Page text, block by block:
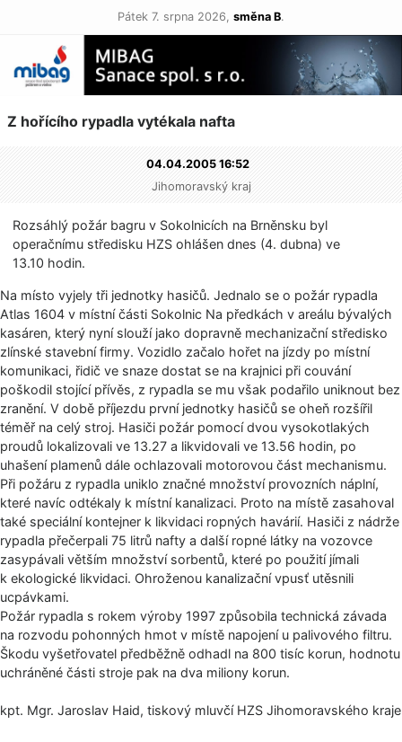
Pátek 7. srpna 2026, směna B.
Z hořícího rypadla vytékala nafta
04.04.2005 16:52
Jihomoravský kraj
Rozsáhlý požár bagru v Sokolnicích na Brněnsku byl
operačnímu středisku HZS ohlášen dnes (4. dubna) ve
13.10 hodin.
Na místo vyjely tři jednotky hasičů. Jednalo se o požár rypadla
Atlas 1604 v místní části Sokolnic Na předkách v areálu bývalých
kasáren, který nyní slouží jako dopravně mechanizační středisko
zlínské stavební firmy. Vozidlo začalo hořet na jízdy po místní
komunikaci, řidič ve snaze dostat se na krajnici při couvání
poškodil stojící přívěs, z rypadla se mu však podařilo uniknout bez
zranění. V době příjezdu první jednotky hasičů se oheň rozšířil
téměř na celý stroj. Hasiči požár pomocí dvou vysokotlakých
proudů lokalizovali ve 13.27 a likvidovali ve 13.56 hodin, po
uhašení plamenů dále ochlazovali motorovou část mechanismu.
Při požáru z rypadla uniklo značné množství provozních náplní,
které navíc odtékaly k místní kanalizaci. Proto na místě zasahoval
také speciální kontejner k likvidaci ropných havárií. Hasiči z nádrže
rypadla přečerpali 75 litrů nafty a další ropné látky na vozovce
zasypávali větším množství sorbentů, které po použití jímali
k ekologické likvidaci. Ohroženou kanalizační vpusť utěsnili
ucpávkami.
Požár rypadla s rokem výroby 1997 způsobila technická závada
na rozvodu pohonných hmot v místě napojení u palivového filtru.
Škodu vyšetřovatel předběžně odhadl na 800 tisíc korun, hodnotu
uchráněné části stroje pak na dva miliony korun.
kpt. Mgr. Jaroslav Haid, tiskový mluvčí HZS Jihomoravského kra­je